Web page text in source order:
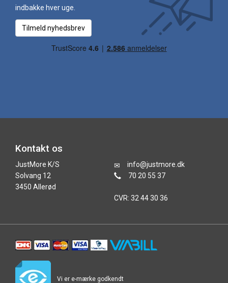
indbakke hver uge.
Tilmeld nyhedsbrev
Kontakt os
JustMore K/S
Solvang 12
3450 Allerød
info@justmore.dk
70 20 55 37
CVR: 32 44 30 36
Vi er e-mærke godkendt